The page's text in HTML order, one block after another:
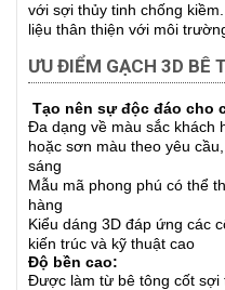
với sợi thủy tinh chống
liệu thân thiện với môi
ƯU ĐIỂM GẠCH 3D BÊ
Tạo nên sự độc đáo cho
Đa dạng về màu sắc khách
hoặc sơn màu theo yêu
sáng
Mẫu mã phong phú có thể
hàng
Kiểu dáng 3D đáp ứng các
kiến trúc và kỹ thuật cao
Độ bền cao:
Được làm từ bê tông cốt sợi